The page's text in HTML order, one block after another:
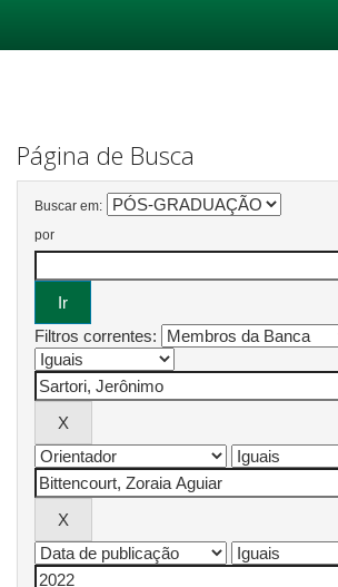
Página de Busca
Buscar em:
por
Filtros correntes: